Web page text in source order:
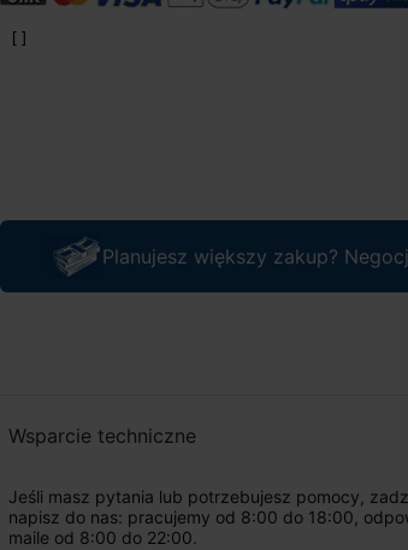
Planujesz większy zakup?
Wsparcie techniczne
Jeśli masz pytania lub potrzebujesz pomocy,
napisz do nas: pracujemy od 8:00 do 18:00,
maile od 8:00 do 22:00.